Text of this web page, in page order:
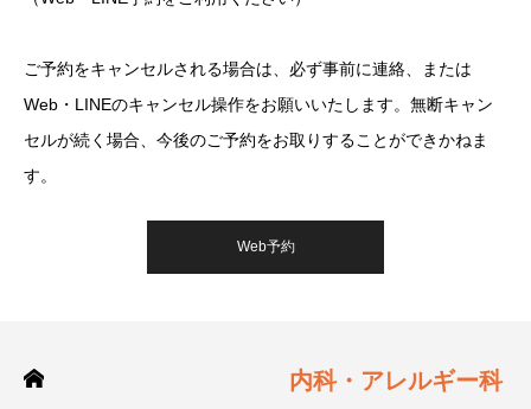
ご予約をキャンセルされる場合は、必ず事前に連絡、または
Web・LINEのキャンセル操作をお願いいたします。無断キャン
セルが続く場合、今後のご予約をお取りすることができかねま
す。
Web予約
内科・アレルギー科